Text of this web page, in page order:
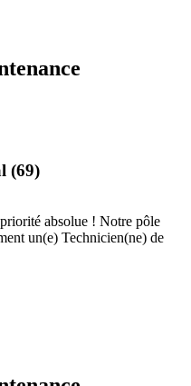
(69)
absolue ! Notre pôle
un(e) Technicien(ne) de